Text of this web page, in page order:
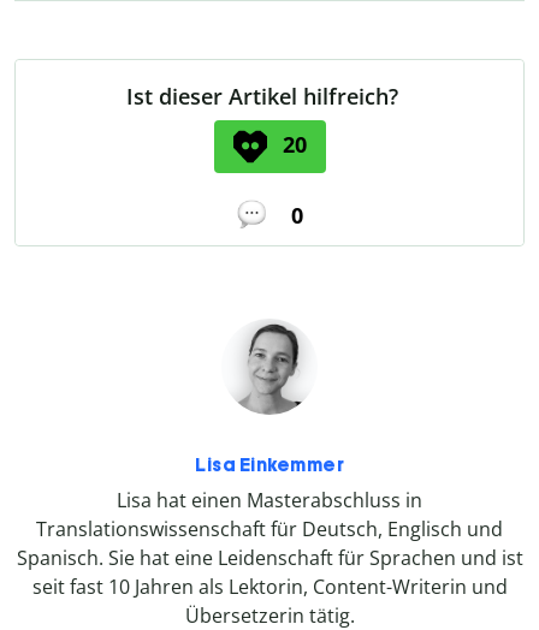
Ist dieser Artikel hilfreich?
20
0
Lisa Einkemmer
Lisa hat einen Masterabschluss in
Translationswissenschaft für Deutsch, Englisch und
Spanisch. Sie hat eine Leidenschaft für Sprachen und ist
seit fast 10 Jahren als Lektorin, Content-Writerin und
Übersetzerin tätig.